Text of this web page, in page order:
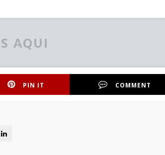
AQUI
PIN IT COMMENT